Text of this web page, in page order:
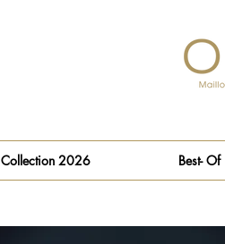
Collection 2026 Best- Of